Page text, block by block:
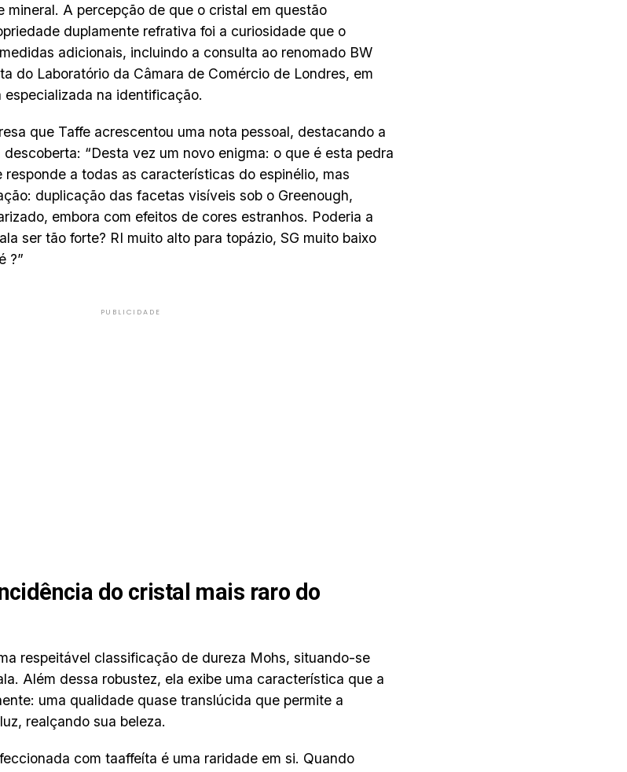
mineral. A percepção de que o cristal em questão
duplamente refrativa foi a curiosidade que o
adicionais, incluindo a consulta ao renomado BW
do Laboratório da Câmara de Comércio de Londres, em
na identificação.
que Taffe acrescentou uma nota pessoal, destacando a
“Desta vez um novo enigma: o que é esta pedra
responde a todas as características do espinélio, mas
duplicação das facetas visíveis sob o Greenough,
embora com efeitos de cores estranhos. Poderia a
ser tão forte? RI muito alto para topázio, SG muito baixo
?”
PUBLICIDADE
do cristal mais raro do
respeitável classificação de dureza Mohs, situando-se
Além dessa robustez, ela exibe uma característica que a
uma qualidade quase translúcida que permite a
realçando sua beleza.
com taaffeíta é uma raridade em si. Quando